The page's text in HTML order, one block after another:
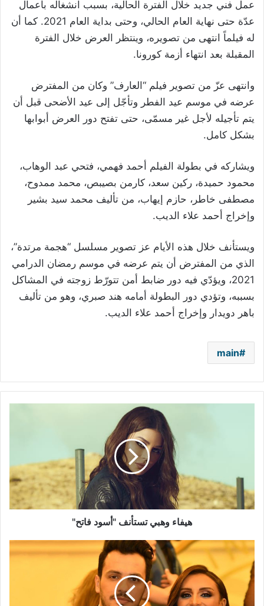
عمل فني جديد خلال الفترة الحالية، بسبب انشغاله بأعمال
عدّة حتى نهاية العام الحالي، وحتى بداية العام 2021. كما أن
له فيلماً انتهى من تصويره، وينتظر العرض خلال الفترة
المقبلة بعد انتهاء أزمة كورونا.
وانتهى عزّ من تصوير فيلم “العارف” وكان من المفترض
عرضه في موسم عيد الفطر وتأجّل إلى عيد الأضحى قبل أن
يتم تأجيله لأجل غير مسمّى، حتى تفتح دور العرض أبوابها
بشكل كامل.
ويشاركه في بطولة الفيلم أحمد فهمي، فتحي عبد الوهاب،
محمود حميدة، ركين سعد، كارمن بصيبص، محمد ممدوح،
مصطفى خاطر، حازم إيهاب، من تأليف محمد سيد بشير
وإخراج أحمد علاء الديب.
ويستأنف خلال هذه الأيام عز تصوير مسلسل “هجمة مرتدة”،
الذي من المفترض أن يتم عرضه في موسم رمضان الدرامي
2021، ويؤدّي فيه دور ضابط أمن تتورّط زوجته في المشاكل
بسببه، وتؤدي دور البطولة أمامه هند صبري، وهو من تأليف
باهر دويدار وإخراج أحمد علاء الديب.
main
هيفاء وهبي تستأنف "أسود فاتح"
انفصال
أنغام
وأحمد
إبراهيم
رسميًا..